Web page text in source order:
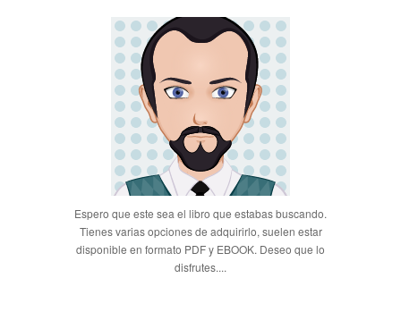
Espero que este sea el libro que estabas buscando.
Tienes varias opciones de adquirirlo, suelen estar
disponible en formato PDF y EBOOK. Deseo que lo
disfrutes....